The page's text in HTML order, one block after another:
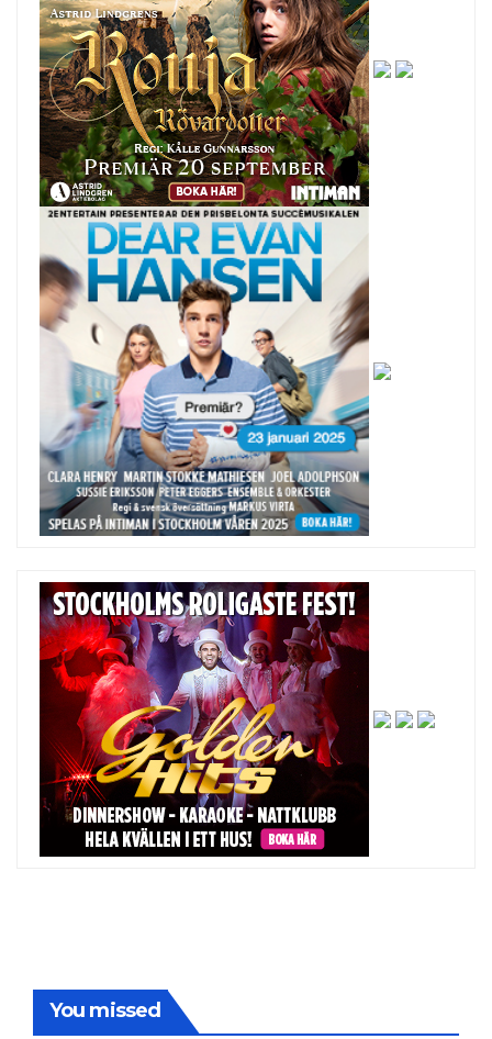
You missed